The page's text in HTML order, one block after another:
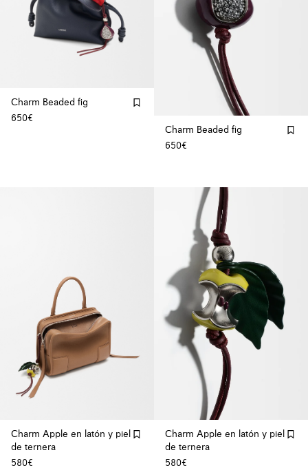
Charm Beaded fig
650€
Charm Beaded fig
650€
Charm Apple en latón y piel
de ternera
580€
Charm Apple en latón y piel
de ternera
580€